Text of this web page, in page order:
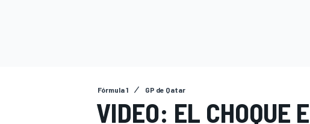
Fórmula 1 GP de Qatar
VIDEO: EL CHOQUE